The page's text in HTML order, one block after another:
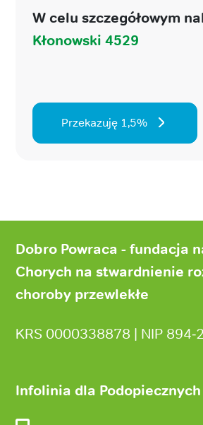
W celu szczegółowym
Kłonowski 4529
Przekazuję 1,5%
stronyDobro Powraca - fundacja
Chorych na stwardnienie
choroby przewlekłe
KRS 0000338878 | NIP
Infolinia dla Podopiecznych